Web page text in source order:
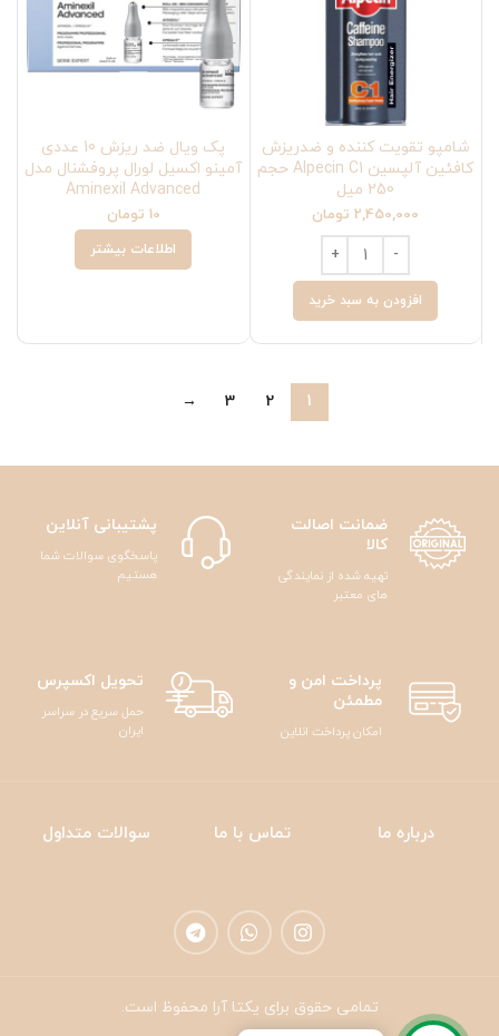
شامپو تقویت کننده و ضدریزش
کافئین آلپسین Alpecin C1 حجم
250 میل
2,450,000 تومان
افزودن به سبد خرید
پک ویال ضد ریزش 10 عددی
آمینو اکسیل لورال پروفشنال مدل
Aminexil Advanced
10 تومان
اطلاعات بیشتر
1
2
3
→
ضمانت اصالت
کالا
تهیه شده از نمایندگی
های معتبر
پشتیبانی آنلاین
پاسخگوی سوالات شما
هستیم
پرداخت امن و
مطمئن
امکان پرداخت انلاین
تحویل اکسپرس
حمل سریع در سراسر
ایران
درباره ما تماس با ما سوالات متداول
تمامی حقوق برای یکتا آرا محفوظ است.